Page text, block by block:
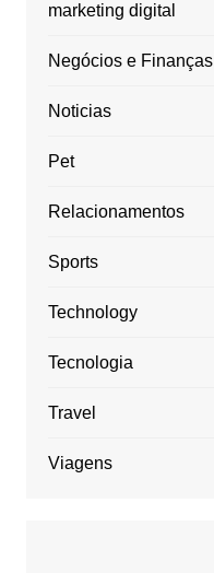
marketing digital
Negócios e Finanças
Noticias
Pet
Relacionamentos
Sports
Technology
Tecnologia
Travel
Viagens